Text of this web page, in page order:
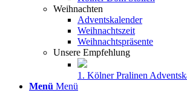
Weihnachten
Adventskalender
Weihnachtszeit
Weihnachtspräsente
Unsere Empfehlung
1. Kölner Pralinen
Menü Menü